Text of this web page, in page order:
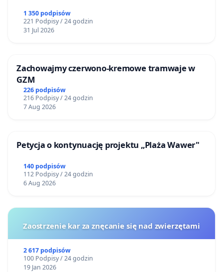
więcej zwierząt.
W uzasadnieniu projektu projektodawca pisze, iż
zwierząt doświadczalnych”. Jednak, wbrew takiej
deklaracji,wprowadzenie powyżej opisanych
zmian w rzeczywistości znacznie pogorszy
sprawowanie społecznej kontroli nad
zwierzętach, w których setki, a nawet tysiące
zwierząt skazywane są na cierpienia w imię
Dlatego apelujemy do Pań Posłanek i Panów
Posłów o wykreślenie powyższych zmian z projektu
ustawy.
1 350 podpisów
221 Podpisy / 24 godzin
31 Jul 2026
Zachowajmy czerwono-kremowe tramwaje w
GZM
226 podpisów
216 Podpisy / 24 godzin
7 Aug 2026
Petycja o kontynuację projektu „Plaża Wawer"
140 podpisów
112 Podpisy / 24 godzin
6 Aug 2026
Zaostrzenie kar za znęcanie się nad zwierzętami
2 617 podpisów
100 Podpisy / 24 godzin
19 Jan 2026